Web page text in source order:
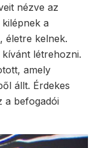
nézve az
a
életre kelnek.
kívánt létrehozni.
amely
állt. Érdekes
a befogadói